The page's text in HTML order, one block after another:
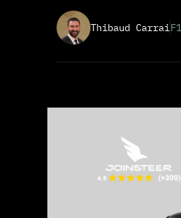
Thibaud Carrai F1